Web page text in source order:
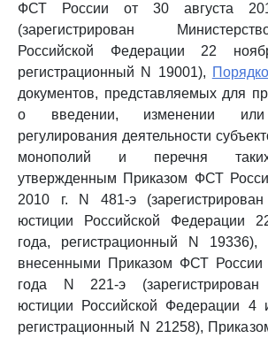
ФСТ России от 30 августа
(зарегистрирован
Российской Федерации 22
регистрационный N 19001),
документов, представляемых для
о введении, изменении или
регулирования деятельности
монополий и перечня
утвержденным Приказом ФСТ
2010 г. N 481-э
юстиции Российской Федерации
года, регистрационный N 19336),
внесенными Приказом ФСТ
года N 221-э (зарегистрирован
юстиции Российской Федерации 4
регистрационный N 21258),